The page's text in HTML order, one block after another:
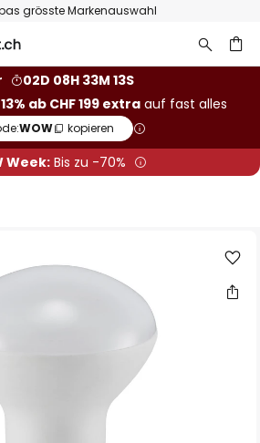
grösste Markenauswahl
02D 08H 33M 12S
ab CHF 199 extra auf fast alles
WOW kopieren
Week:Bis zu -70%